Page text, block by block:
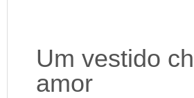
Um vestido
amor